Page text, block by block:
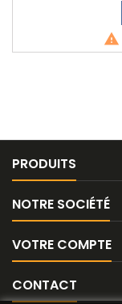

PRODUITS
NOTRE SOCIÉTÉ
VOTRE COMPTE
CONTACT